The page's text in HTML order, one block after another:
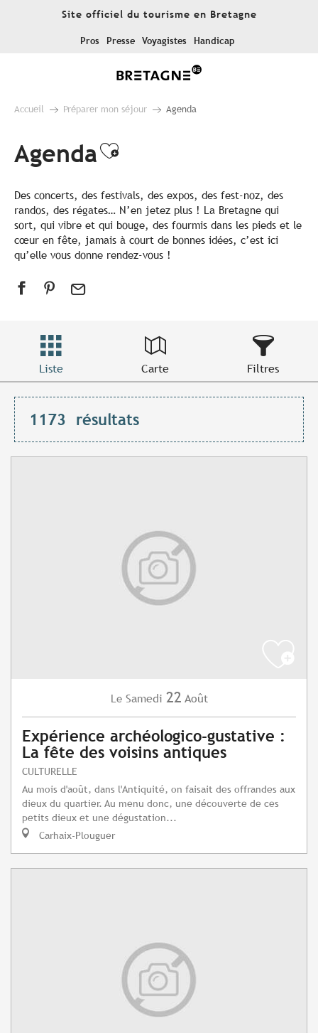
Site officiel du tourisme en Bretagne
Pros Presse Voyagistes Handicap
Accueil Préparer mon séjour Agenda
AgendaAjouter aux favoris
Des concerts, des festivals, des expos, des fest-noz, des
randos, des régates… N’en jetez plus ! La Bretagne qui
sort, qui vibre et qui bouge, des fourmis dans les pieds et le
cœur en fête, jamais à court de bonnes idées, c’est ici
qu’elle vous donne rendez-vous !
Liste Carte Filtres
1173 résultats
Le Samedi 22 Août
Expérience archéologico-gustative :
La fête des voisins antiques
CULTURELLE
Au mois d'août, dans l'Antiquité, on faisait des offrandes aux
dieux du quartier. Au menu donc, une découverte de ces
petits dieux et une dégustation...
Carhaix-Plouguer